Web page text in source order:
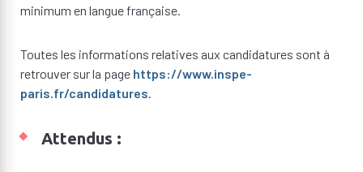
minimum en langue française.
Toutes les informations relatives aux candidatures sont à
retrouver sur la page https://www.inspe-
paris.fr/candidatures.
Attendus :